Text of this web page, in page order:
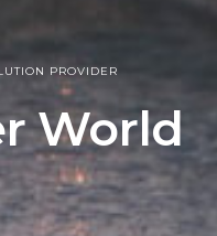
PROVIDER
World